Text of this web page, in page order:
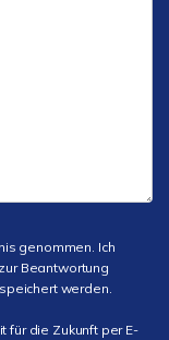
genommen. Ich
Beantwortung
werden.
für die Zukunft per E-